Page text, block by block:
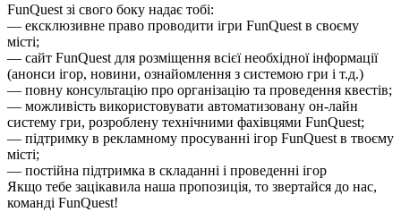
FunQuest зі свого боку надає тобі:
— ексклюзивне право проводити ігри FunQuest в своєму
місті;
— сайт FunQuest для розміщення всієї необхідної інформації
(анонси ігор, новини, ознайомлення з системою гри і т.д.)
— повну консультацію про організацію та проведення квестів;
— можливість використовувати автоматизовану он-лайн
систему гри, розроблену технічними фахівцями FunQuest;
— підтримку в рекламному просуванні ігор FunQuest в твоєму
місті;
— постійна підтримка в складанні і проведенні ігор
Якщо тебе зацікавила наша пропозиція, то звертайся до нас,
команді FunQuest!